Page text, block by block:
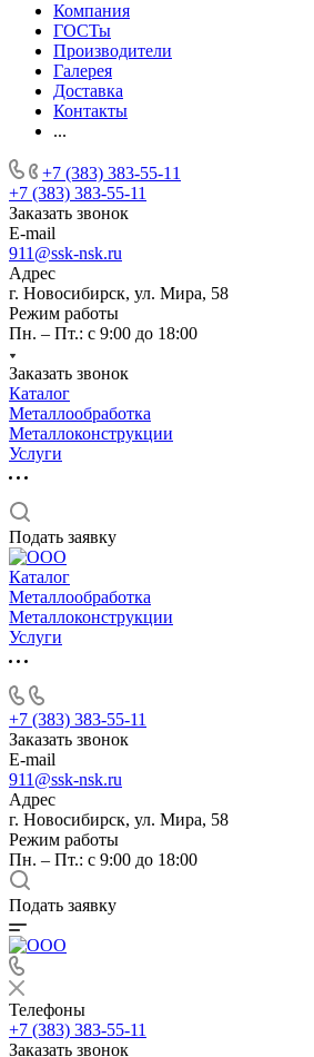
Компания
ГОСТы
Производители
Галерея
Доставка
Контакты
...
+7 (383) 383-55-11
+7 (383) 383-55-11
Заказать звонок
E-mail
911@ssk-nsk.ru
Адрес
г. Новосибирск, ул. Мира, 58
Режим работы
Пн. – Пт.: с 9:00 до 18:00
Заказать звонок
Каталог
Металлообработка
Металлоконструкции
Услуги
Подать заявку
Каталог
Металлообработка
Металлоконструкции
Услуги
+7 (383) 383-55-11
Заказать звонок
E-mail
911@ssk-nsk.ru
Адрес
г. Новосибирск, ул. Мира, 58
Режим работы
Пн. – Пт.: с 9:00 до 18:00
Подать заявку
Телефоны
+7 (383) 383-55-11
Заказать звонок